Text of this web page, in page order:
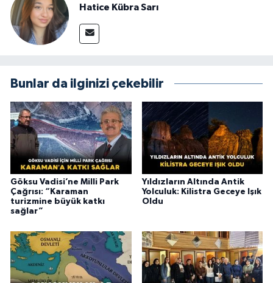
Hatice Kübra Sarı
Bunlar da ilginizi çekebilir
Göksu Vadisi’ne Milli Park
Çağrısı: “Karaman
turizmine büyük katkı
sağlar”
Yıldızların Altında Antik
Yolculuk: Kilistra Geceye Işık
Oldu